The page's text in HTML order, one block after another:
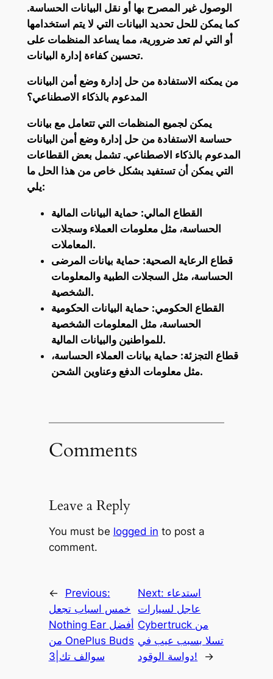
الوصول غير المصرح بها أو نقل البيانات الحساسة.
كما يمكن للحل تحديد البيانات التي لا يتم استخدامها
أو التي لم تعد ضرورية، مما يساعد المنظمات على
تحسين كفاءة إدارة البيانات.
من يمكنه الاستفادة من حل إدارة وضع أمن البيانات
المدعوم بالذكاء الاصطناعي؟
يمكن لجميع المنظمات التي تتعامل مع بيانات
حساسة الاستفادة من حل إدارة وضع أمن البيانات
المدعوم بالذكاء الاصطناعي. تشمل بعض القطاعات
التي يمكن أن تستفيد بشكل خاص من هذا الحل ما
يلي:
القطاع المالي: حماية البيانات المالية
الحساسة، مثل معلومات العملاء وسجلات
المعاملات.
قطاع الرعاية الصحية: حماية بيانات المرضى
الحساسة، مثل السجلات الطبية والمعلومات
الشخصية.
القطاع الحكومي: حماية البيانات الحكومية
الحساسة، مثل المعلومات الشخصية
للمواطنين والبيانات المالية.
قطاع التجزئة: حماية بيانات العملاء الحساسة،
مثل معلومات الدفع وعناوين الشحن.
Comments
Leave a Reply
You must be logged in to post a
comment.
←
Previous:
خمس اسباب تجعل
Nothing Ear أفضل
من OnePlus Buds
3|سوالف تك
Next: استدعاء
عاجل لسيارات
Cybertruck من
تسلا بسبب عيب في
دواسة الوقود!
→